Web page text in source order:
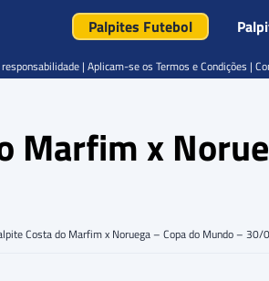
Palpites Futebol
Marfim x
Costa do Marfim x Noruega – Copa do Mundo –
| Aplicam-se os Termos e Condições |